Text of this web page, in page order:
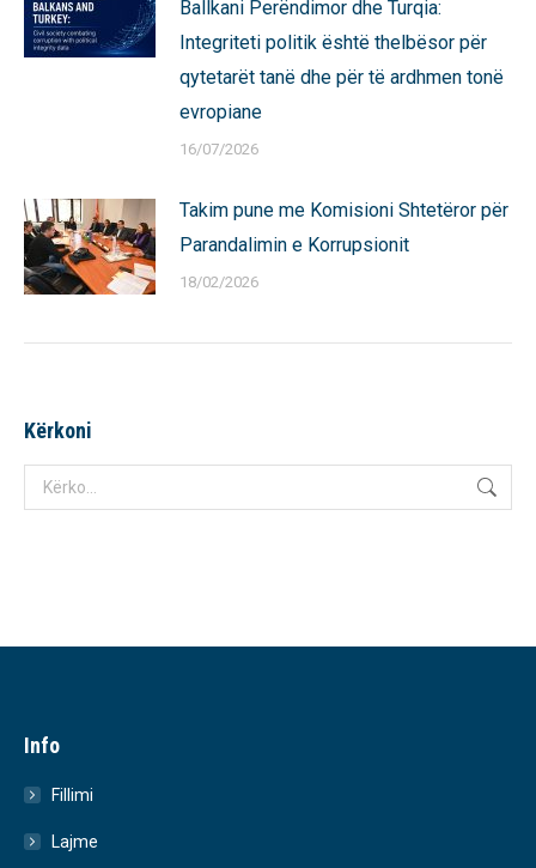
Ballkani Perëndimor dhe Turqia:
Integriteti politik është thelbësor për
qytetarët tanë dhe për të ardhmen tonë
evropiane
16/07/2026
Takim pune me Komisioni Shtetëror për
Parandalimin e Korrupsionit
18/02/2026
Kërkoni
Search:
Info
Fillimi
Lajme